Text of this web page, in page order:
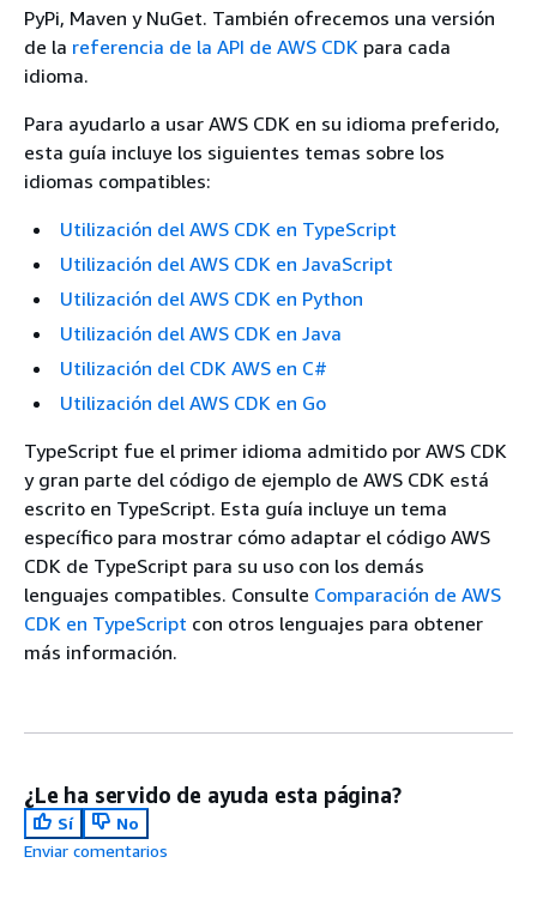
PyPi, Maven y NuGet. También ofrecemos una versión
de la referencia de la API de AWS CDK para cada
idioma.
Para ayudarlo a usar AWS CDK en su idioma preferido,
esta guía incluye los siguientes temas sobre los
idiomas compatibles:
Utilización del AWS CDK en TypeScript
Utilización del AWS CDK en JavaScript
Utilización del AWS CDK en Python
Utilización del AWS CDK en Java
Utilización del CDK AWS en C#
Utilización del AWS CDK en Go
TypeScript fue el primer idioma admitido por AWS CDK
y gran parte del código de ejemplo de AWS CDK está
escrito en TypeScript. Esta guía incluye un tema
específico para mostrar cómo adaptar el código AWS
CDK de TypeScript para su uso con los demás
lenguajes compatibles. Consulte Comparación de AWS
CDK en TypeScript con otros lenguajes para obtener
más información.
¿Le ha servido de ayuda esta página?
Sí
No
Enviar comentarios